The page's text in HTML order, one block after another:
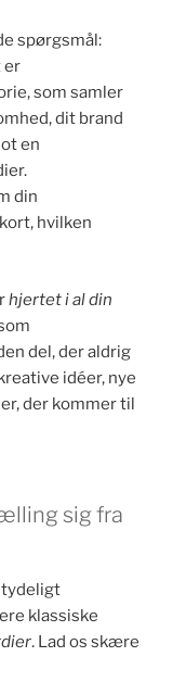
spørgsmål:
er
som samler
dit brand
en
din
hvilken
hjertet i al din
del, der aldrig
idéer, nye
der kommer til
sig fra
tydeligt
klassiske
. Lad os skære